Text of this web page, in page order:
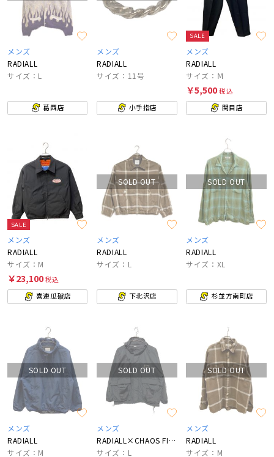
メンズ
RADIALL
サイズ：L
葛西店
メンズ
RADIALL
サイズ：11号
小手指店
SALE
メンズ
RADIALL
サイズ：Ⅿ
￥5,500税込
関目店
SALE
メンズ
RADIALL
サイズ：M
￥23,100税込
喜連瓜破店
SOLD OUT
メンズ
RADIALL
サイズ：L
下北沢店
SOLD OUT
メンズ
RADIALL
サイズ：XL
杉並方南町店
SOLD OUT
メンズ
RADIALL
サイズ：M
SOLD OUT
メンズ
RADIALL×CHAOS FISHING CLUB
サイズ：L
SOLD OUT
メンズ
RADIALL
サイズ：M